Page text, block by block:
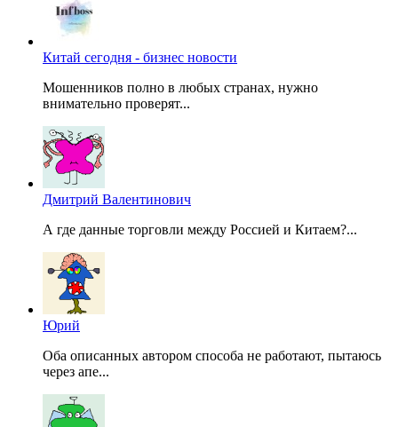
Китай сегодня - бизнес новости
Мошенников полно в любых странах, нужно
внимательно проверят...
Дмитрий Валентинович
А где данные торговли между Россией и Китаем?...
Юрий
Оба описанных автором способа не работают, пытаюсь
через апе...